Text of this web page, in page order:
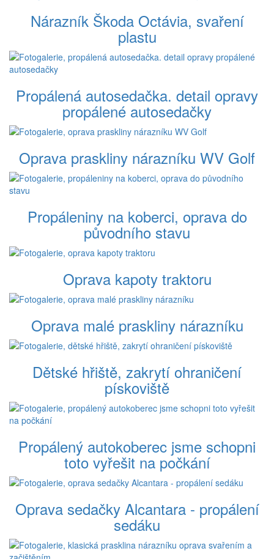
Nárazník Škoda Octávia, svaření
plastu
Propálená autosedačka. detail opravy
propálené autosedačky
Oprava praskliny nárazníku WV Golf
Propáleniny na koberci, oprava do
původního stavu
Oprava kapoty traktoru
Oprava malé praskliny nárazníku
Dětské hřiště, zakrytí ohraničení
pískoviště
Propálený autokoberec jsme schopni
toto vyřešit na počkání
Oprava sedačky Alcantara - propálení
sedáku